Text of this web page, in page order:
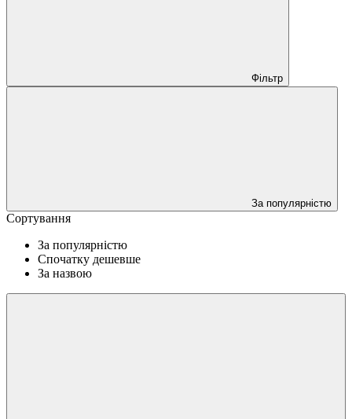
Фільтр
За популярністю
Сортування
За популярністю
Спочатку дешевше
За назвою